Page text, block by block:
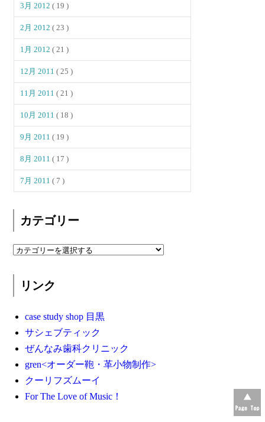
3月 2012( 19 )
2月 2012( 23 )
1月 2012( 21 )
12月 2011( 25 )
11月 2011( 21 )
10月 2011( 18 )
9月 2011( 19 )
8月 2011( 17 )
7月 2011( 7 )
カテゴリー
リンク
case study shop 目黒
サシェブティック
ぜんなみ歯科クリニック
gren<オーダー鞄・革小物制作>
クーリフズムーイ
For The Love of Music！